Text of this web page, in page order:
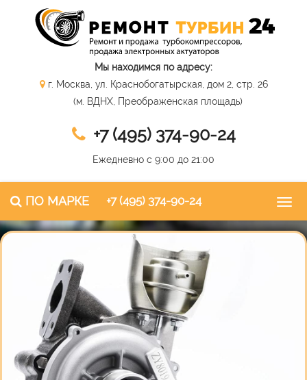
Мы находимся по адресу:
г. Москва, ул. Краснобогатырская, дом 2, стр. 26
(м. ВДНХ, Преображенская площадь)
+7 (495) 374-90-24
Ежедневно с 9:00 до 21:00
ПО МАРКЕ +7 (495) 374-90-24